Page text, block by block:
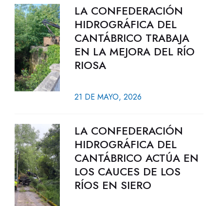
LA CONFEDERACIÓN
HIDROGRÁFICA DEL
CANTÁBRICO TRABAJA
EN LA MEJORA DEL RÍO
RIOSA
21 DE MAYO, 2026
LA CONFEDERACIÓN
HIDROGRÁFICA DEL
CANTÁBRICO ACTÚA EN
LOS CAUCES DE LOS
RÍOS EN SIERO